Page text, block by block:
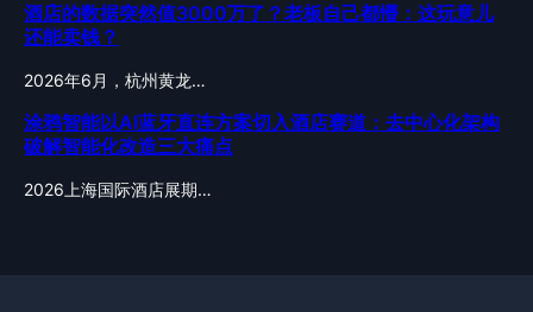
酒店的数据突然值3000万了？老板自己都懵：这玩意儿
还能卖钱？
2026年6月，杭州黄龙…
涂鸦智能以AI蓝牙直连方案切入酒店赛道：去中心化架构
破解智能化改造三大痛点
2026上海国际酒店展期…